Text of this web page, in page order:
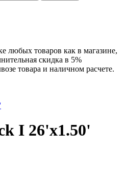
любых товаров как в магазине,
скидка в 5%
товара и наличном расчете.
I 26'x1.50'